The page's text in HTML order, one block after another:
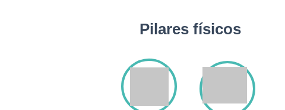
Pilares físicos